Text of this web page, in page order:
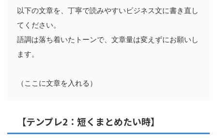
以下の文章を、丁寧で読みやすいビジネス文に書き直し
てください。
語調は落ち着いたトーンで、文章量は変えずにお願いし
ます。
【テンプレ2：短くまとめたい時】